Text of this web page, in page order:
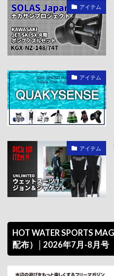
アイテム
アイテム
アイテム
HOT WATER SPORTS
配布）│2026年7月-8月号